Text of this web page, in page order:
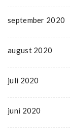
september 2020
august 2020
juli 2020
juni 2020